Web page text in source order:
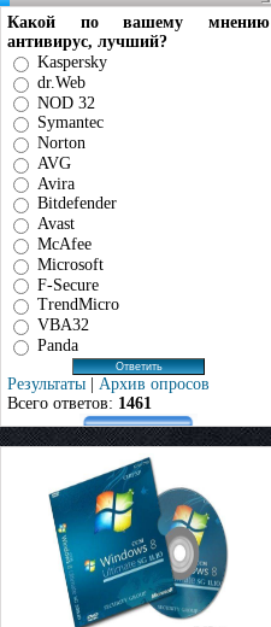
Какой по вашему мнению
антивирус, лучший?
Kaspersky
dr.Web
NOD 32
Symantec
Norton
AVG
Avira
Bitdefender
Avast
McAfee
Microsoft
F-Secure
TrendMicro
VBA32
Panda
Результаты | Архив опросов
Всего ответов: 1461